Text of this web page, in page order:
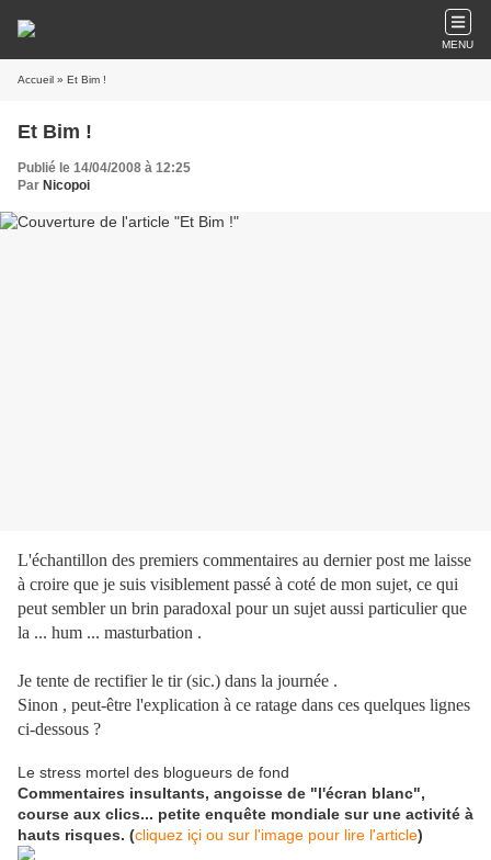
MENU
Accueil » Et Bim !
Et Bim !
Publié le 14/04/2008 à 12:25
Par Nicopoi
L'échantillon des premiers commentaires au dernier post me laisse
à croire que je suis visiblement passé à coté de mon sujet, ce qui
peut sembler un brin paradoxal pour un sujet aussi particulier que
la ... hum ... masturbation .
Je tente de rectifier le tir (sic.) dans la journée .
Sinon , peut-être l'explication à ce ratage dans ces quelques lignes
ci-dessous ?
Le stress mortel des blogueurs de fond
Commentaires insultants, angoisse de "l'écran blanc",
course aux clics... petite enquête mondiale sur une activité à
hauts risques. (cliquez içi ou sur l'image pour lire l'article)